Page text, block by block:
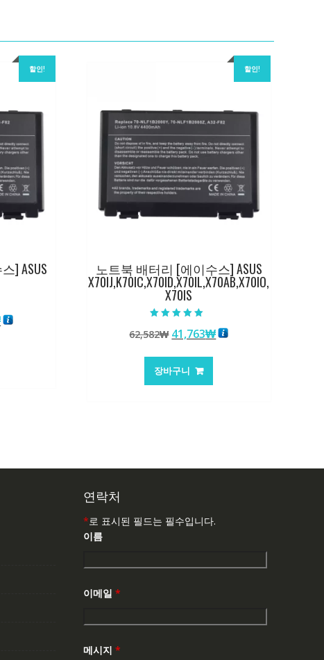
할인!
] ASUS
현
할인!
노트북 배터리 [에이수스] ASUS
X70IJ,K70IC,X70ID,X70IL,X70AB,X70IO,
X70IS
5.00
로 평가됨
62,582₩ 원
가
격:
41,763₩현
장바구니
연락처
*로 표시된 필드는 필수입니다.
이름
이메일 *
메시지 *